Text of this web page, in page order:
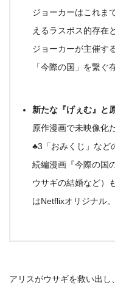
ジョーカーはこれま
えるラスボス的存在
ジョーカーが主催す
「今際の国」を繋
新たな『げぇむ』と
原作漫画で未映像化
♣3「おみくじ」など
続編漫画『今際の国
ウサギの結婚など）
はNetflixオリジナル。
アリスがウサギを救い出し、